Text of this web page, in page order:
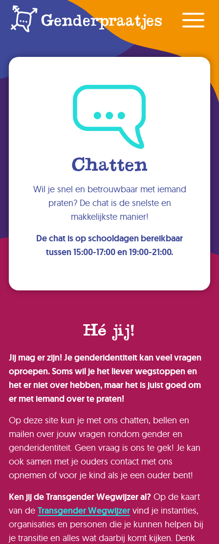
Hé jij!
Jij mag er zijn! Je genderidentiteit kan veel vragen
oproepen. Soms wil je het liever wegstoppen en
het er niet over hebben, maar het is juist goed om
er met iemand over te praten!
Op deze site kun je met ons chatten, bellen en
mailen over jouw vragen rondom gender en
genderidentiteit. Geen vraag is ons te gek! Je kan
ook samen met je ouders contact met ons
opnemen of voor je kind als je een ouder bent!
Ken jij de Transgender Wegwijzer al? Op de kaart
van de Transgender Wegwijzervind je instanties,
organisaties en personen die je kunnen helpen bij
je transitie en alles wat daarbij komt kijken. Denk
Chatten
Wil je snel en betrouwbaar met iemand
praten? De chat is de snelste en
makkelijkste manier!
De chat is op schooldagen bereikbaar
tussen 15:00-17:00 en 19:00-21:00.